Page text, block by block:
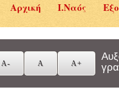
Αρχική Ι.Ναός